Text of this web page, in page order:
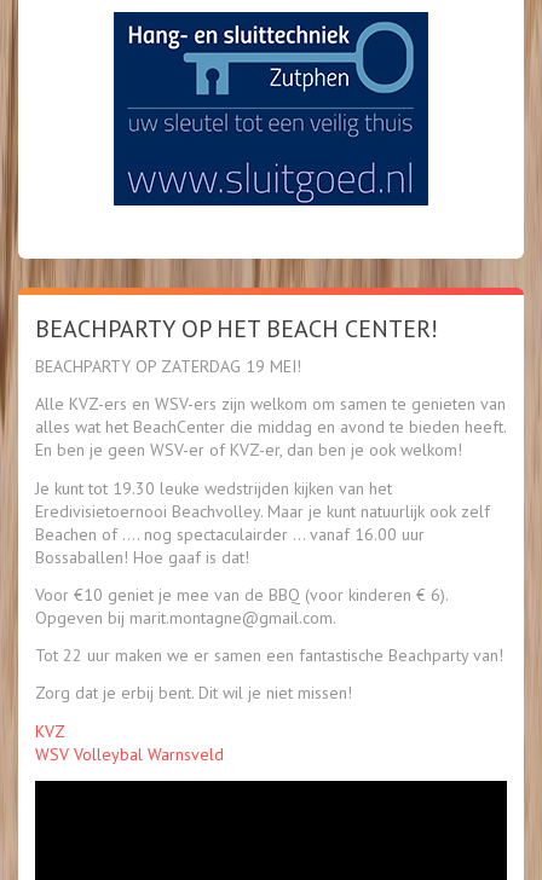
BEACHPARTY OP HET BEACH CENTER!
BEACHPARTY OP ZATERDAG 19 MEI!
Alle KVZ-ers en WSV-ers zijn welkom om samen te genieten van
alles wat het BeachCenter die middag en avond te bieden heeft.
En ben je geen WSV-er of KVZ-er, dan ben je ook welkom!
Je kunt tot 19.30 leuke wedstrijden kijken van het
Eredivisietoernooi Beachvolley. Maar je kunt natuurlijk ook zelf
Beachen of …. nog spectaculairder … vanaf 16.00 uur
Bossaballen! Hoe gaaf is dat!
Voor €10 geniet je mee van de BBQ (voor kinderen € 6).
Opgeven bij marit.montagne@gmail.com.
Tot 22 uur maken we er samen een fantastische Beachparty van!
Zorg dat je erbij bent. Dit wil je niet missen!
KVZ
WSV Volleybal Warnsveld